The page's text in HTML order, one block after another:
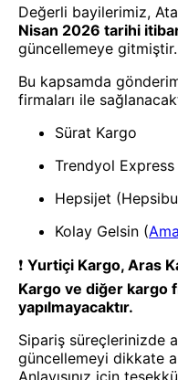
Seti 50 ml EDT + 150 ml Sprey
Deodorant Kalıcı Ferah Koku
Hediye Seti
1